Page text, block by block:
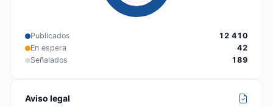
Publicados
12 410
En espera
42
Señalados
189
Aviso legal